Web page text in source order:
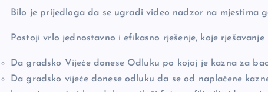
Bilo je prijedloga da se ugradi video nadzor na mjestima
Postoji vrlo jednostavno i efikasno rješenje, koje
Da gradsko Vijeće donese Odluku po kojoj je kazna za
Da gradsko vijeće donese odluku da se od naplaćene